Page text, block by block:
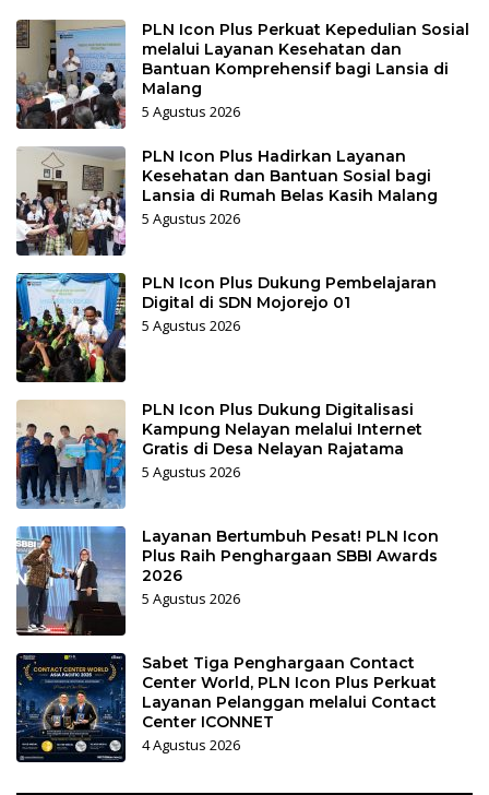
PLN Icon Plus Perkuat Kepedulian Sosial
melalui Layanan Kesehatan dan
Bantuan Komprehensif bagi Lansia di
Malang
5 Agustus 2026
PLN Icon Plus Hadirkan Layanan
Kesehatan dan Bantuan Sosial bagi
Lansia di Rumah Belas Kasih Malang
5 Agustus 2026
PLN Icon Plus Dukung Pembelajaran
Digital di SDN Mojorejo 01
5 Agustus 2026
PLN Icon Plus Dukung Digitalisasi
Kampung Nelayan melalui Internet
Gratis di Desa Nelayan Rajatama
5 Agustus 2026
Layanan Bertumbuh Pesat! PLN Icon
Plus Raih Penghargaan SBBI Awards
2026
5 Agustus 2026
Sabet Tiga Penghargaan Contact
Center World, PLN Icon Plus Perkuat
Layanan Pelanggan melalui Contact
Center ICONNET
4 Agustus 2026